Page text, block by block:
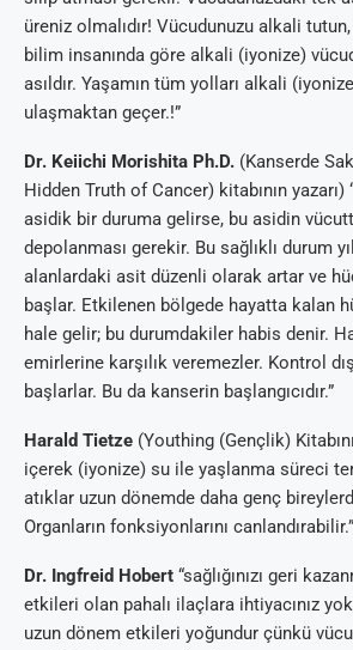
üreniz olmalıdır! Vücudunuzu alkali
bilim insanında göre alkali (iyonize)
asıldır. Yaşamın tüm yolları alkali
ulaşmaktan geçer.!”
Dr. Keiichi Morishita Ph.D. (Kanserde
Hidden Truth of Cancer) kitabının yazarı)
asidik bir duruma gelirse, bu asidin
depolanması gerekir. Bu sağlıklı durum
alanlardaki asit düzenli olarak artar ve
başlar. Etkilenen bölgede hayatta kalan
hale gelir; bu durumdakiler habis denir.
emirlerine karşılık veremezler. Kontrol
başlarlar. Bu da kanserin başlangıcıdır.”
Harald Tietze (Youthing (Gençlik)
içerek (iyonize) su ile yaşlanma süreci
atıklar uzun dönemde daha genç
Organların fonksiyonlarını canlandırabilir.”
Dr. Ingfreid Hobert “sağlığınızı geri
etkileri olan pahalı ilaçlara ihtiyacınız
uzun dönem etkileri yoğundur çünkü